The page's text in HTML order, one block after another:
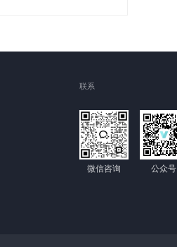
联系
微信咨询 公众号